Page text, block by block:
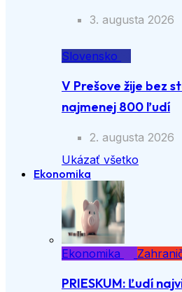
3. augusta 2026
Slovensko
V Prešove žije bez
najmenej 800 ľudí
2. augusta 2026
Ukázať všetko
Ekonomika
Ekonomika
PRIESKUM: Ľudí